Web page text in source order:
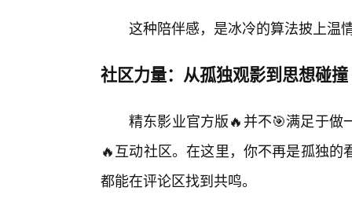
这种陪伴感，是冰冷的算法披上温
社区力量：从孤独观影到思想碰撞
精东影业官方版🔥并不🎯满足于做
🔥互动社区。在这里，你不再是孤独
都能在评论区找到共鸣。